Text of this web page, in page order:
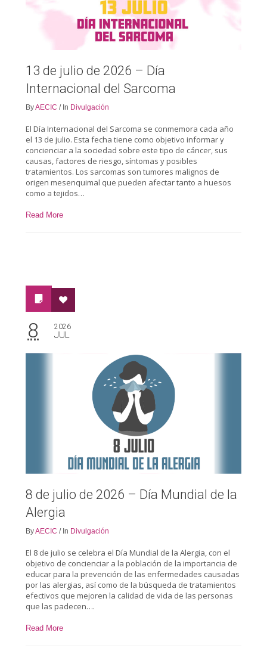
13 de julio de 2026 – Día
Internacional del Sarcoma
ByAECIC / In Divulgación
El Día Internacional del Sarcoma se conmemora cada año
el 13 de julio. Esta fecha tiene como objetivo informar y
concienciar a la sociedad sobre este tipo de cáncer, sus
causas, factores de riesgo, síntomas y posibles
tratamientos. Los sarcomas son tumores malignos de
origen mesenquimal que pueden afectar tanto a huesos
como a tejidos…
Read More
8 2026
JUL
8 de julio de 2026 – Día Mundial de la
Alergia
ByAECIC / In Divulgación
El 8 de julio se celebra el Día Mundial de la Alergia, con el
objetivo de concienciar a la población de la importancia de
educar para la prevención de las enfermedades causadas
por las alergias, así como de la búsqueda de tratamientos
efectivos que mejoren la calidad de vida de las personas
que las padecen….
Read More